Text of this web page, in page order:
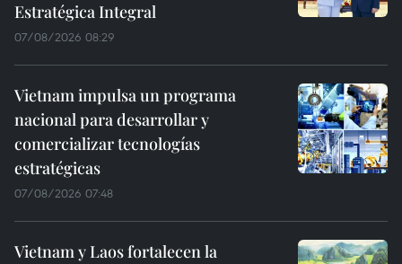
Estratégica Integral
07/08/2026 08:29
Vietnam impulsa un programa
nacional para desarrollar y
comercializar tecnologías
estratégicas
07/08/2026 07:48
Vietnam y Laos fortalecen la